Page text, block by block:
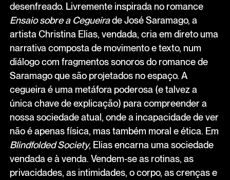
desenfreado. Livremente inspirada no romance
Ensaio sobre a Cegueirade José Saramago, a
artista Christina Elias, vendada, cria em direto uma
narrativa composta de movimento e texto, num
diálogo com fragmentos sonoros do romance de
Saramago que são projetados no espaço. A
cegueira é uma metáfora poderosa (e talvez a
única chave de explicação) para compreender a
nossa sociedade atual, onde a incapacidade de ver
não é apenas física, mas também moral e ética. Em
Blindfolded Society, Elias encarna uma sociedade
vendada e à venda. Vendem-se as rotinas, as
privacidades, as intimidades, o corpo, as crenças e